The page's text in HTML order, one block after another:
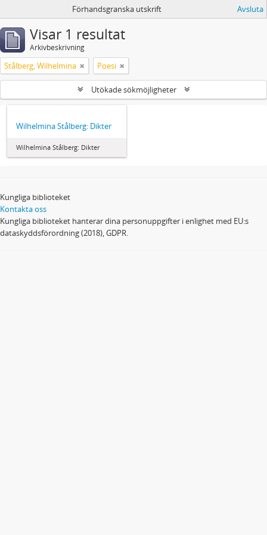
Förhandsgranska utskrift Avsluta
Visar 1 resultat
Arkivbeskrivning
Stålberg, Wilhelmina Poesi
Utökade sökmöjligheter
Wilhelmina Stålberg: Dikter
Wilhelmina Stålberg: Dikter
Kungliga biblioteket
Kontakta oss
Kungliga biblioteket hanterar dina personuppgifter i enlighet med EU:s
dataskyddsförordning (2018), GDPR.